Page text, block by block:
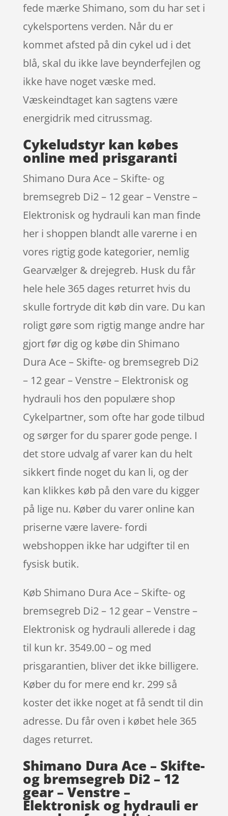
fede mærke Shimano, som du har set i
cykelsportens verden. Når du er
kommet afsted på din cykel ud i det
blå, skal du ikke lave beynderfejlen og
ikke have noget væske med.
Væskeindtaget kan sagtens være
energidrik med citrussmag.
Cykeludstyr kan købes
online med prisgaranti
Shimano Dura Ace – Skifte- og
bremsegreb Di2 – 12 gear – Venstre –
Elektronisk og hydrauli kan man finde
her i shoppen blandt alle varerne i en
vores rigtig gode kategorier, nemlig
Gearvælger & drejegreb. Husk du får
hele hele 365 dages returret hvis du
skulle fortryde dit køb din vare. Du kan
roligt gøre som rigtig mange andre har
gjort før dig og købe din Shimano
Dura Ace – Skifte- og bremsegreb Di2
– 12 gear – Venstre – Elektronisk og
hydrauli hos den populære shop
Cykelpartner, som ofte har gode tilbud
og sørger for du sparer gode penge. I
det store udvalg af varer kan du helt
sikkert finde noget du kan li, og der
kan klikkes køb på den vare du kigger
på lige nu. Køber du varer online kan
priserne være lavere- fordi
webshoppen ikke har udgifter til en
fysisk butik.
Køb Shimano Dura Ace – Skifte- og
bremsegreb Di2 – 12 gear – Venstre –
Elektronisk og hydrauli allerede i dag
til kun kr. 3549.00 – og med
prisgarantien, bliver det ikke billigere.
Køber du for mere end kr. 299 så
koster det ikke noget at få sendt til din
adresse. Du får oven i købet hele 365
dages returret.
Shimano Dura Ace – Skifte-
og bremsegreb Di2 – 12
gear – Venstre –
Elektronisk og hydrauli er